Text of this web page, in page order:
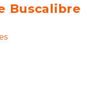
Buscalibre